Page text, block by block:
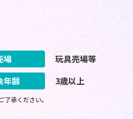
場
玩具売場等
年齢
3歳以上
承ください。